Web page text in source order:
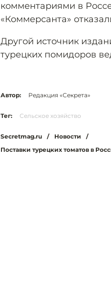
комментариями в
«Коммерсанта»
Другой источник
турецких помидоров
Автор: Редакция «Секрета»
Тег: Сельское хозяйство
Secretmag.ru / Новости
/
Поставки турецких томатов в